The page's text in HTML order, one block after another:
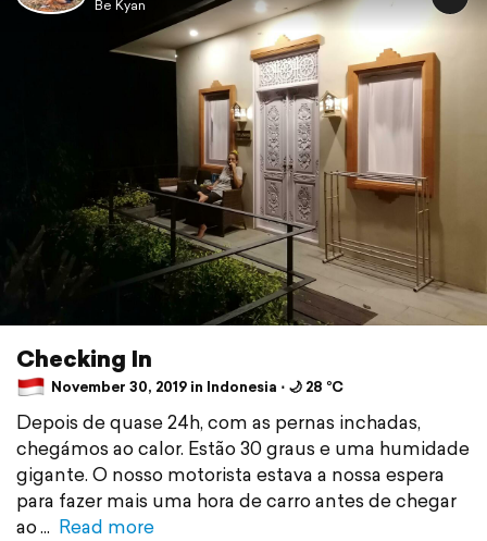
Be Kyan
Checking In
November 30, 2019 in Indonesia ⋅ 🌙 28 °C
Depois de quase 24h, com as pernas inchadas,
chegámos ao calor. Estão 30 graus e uma humidade
gigante. O nosso motorista estava a nossa espera
para fazer mais uma hora de carro antes de chegar
ao
Read more